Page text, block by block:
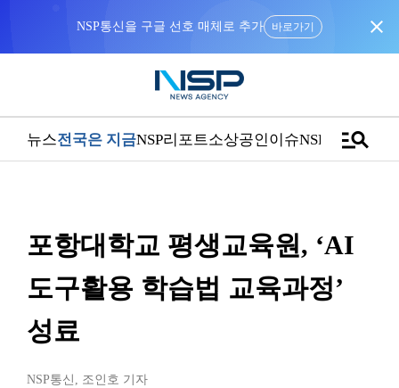
NSP통신을 구글 선호 매체로 추가 바로가기 close
뉴스전국은 지금NSP리포트소상공인이슈NSPTVmanage_search
포항대학교 평생교육원, ‘AI
도구활용 학습법 교육과정’
성료
NSP통신 , 조인호 기자